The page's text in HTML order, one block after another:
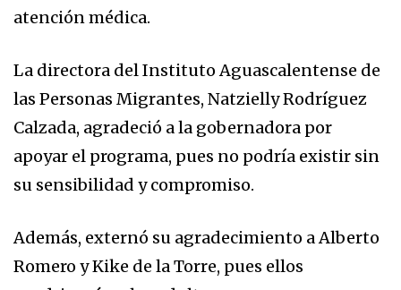
atención médica.
La directora del Instituto Aguascalentense de
las Personas Migrantes, Natzielly Rodríguez
Calzada, agradeció a la gobernadora por
apoyar el programa, pues no podría existir sin
su sensibilidad y compromiso.
Además, externó su agradecimiento a Alberto
Romero y Kike de la Torre, pues ellos